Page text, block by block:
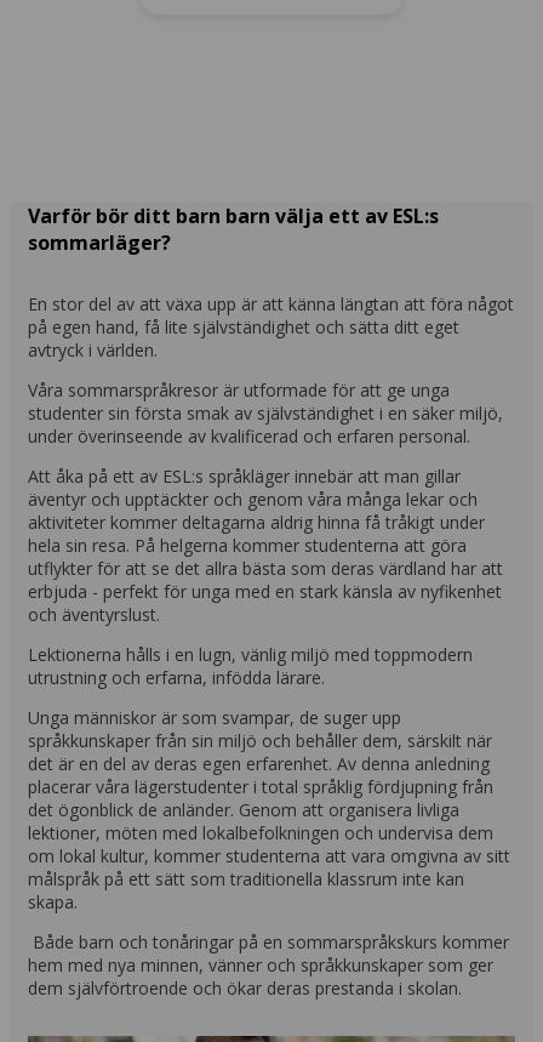
Varför bör ditt barn barn välja ett av ESL:s
sommarläger?
En stor del av att växa upp är att känna längtan att föra något
på egen hand, få lite självständighet och sätta ditt eget
avtryck i världen.
Våra sommarspråkresor är utformade för att ge unga
studenter sin första smak av självständighet i en säker miljö,
under överinseende av kvalificerad och erfaren personal.
Att åka på ett av ESL:s språkläger innebär att man gillar
äventyr och upptäckter och genom våra många lekar och
aktiviteter kommer deltagarna aldrig hinna få tråkigt under
hela sin resa. På helgerna kommer studenterna att göra
utflykter för att se det allra bästa som deras värdland har att
erbjuda - perfekt för unga med en stark känsla av nyfikenhet
och äventyrslust.
Lektionerna hålls i en lugn, vänlig miljö med toppmodern
utrustning och erfarna, infödda lärare.
Unga människor är som svampar, de suger upp
språkkunskaper från sin miljö och behåller dem, särskilt när
det är en del av deras egen erfarenhet. Av denna anledning
placerar våra lägerstudenter i total språklig fördjupning från
det ögonblick de anländer. Genom att organisera livliga
lektioner, möten med lokalbefolkningen och undervisa dem
om lokal kultur, kommer studenterna att vara omgivna av sitt
målspråk på ett sätt som traditionella klassrum inte kan
skapa.
Både barn och tonåringar på en sommarspråkskurs kommer
hem med nya minnen, vänner och språkkunskaper som ger
dem självförtroende och ökar deras prestanda i skolan.